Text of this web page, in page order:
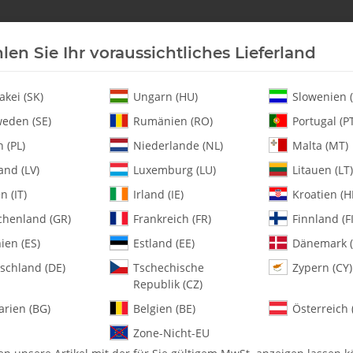
Neu an Lager Helikopter Turbine Heli-
of 2
0011-5-CF 5 x
Artikelnummer:MA0011-5-CF
Kategorie:
0011-5-CF 5 x 20 x 2.0 C/F
Sie Ihr voraussichtliches Lieferland
(SK) Ungarn (HU)
Slowenien
(SE)
Rumänien (RO)
Portugal
(PL)
Niederlande (NL)
Malta (MT)
(LV)
Luxemburg (LU)
Litauen (LT)
(IT)
Irland (IE)
Kroatien
(GR)
Frankreich (FR)
Finnland
(ES)
Estland (EE)
Dänemark
(DE)
Tschechische
Republik (CZ)
Zypern (CY)
(BG) Belgien (BE)
Österreich
Zone-Nicht-EU